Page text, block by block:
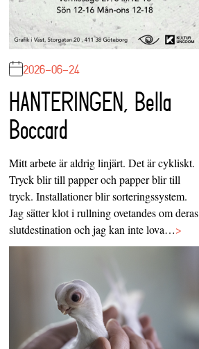
2026-06-24
HANTERINGEN, Bella
Boccard
Mitt arbete är aldrig linjärt. Det är cykliskt.
Tryck blir till papper och papper blir till
tryck. Installationer blir sorteringssystem.
Jag sätter klot i rullning ovetandes om deras
slutdestination och jag kan inte lova…>